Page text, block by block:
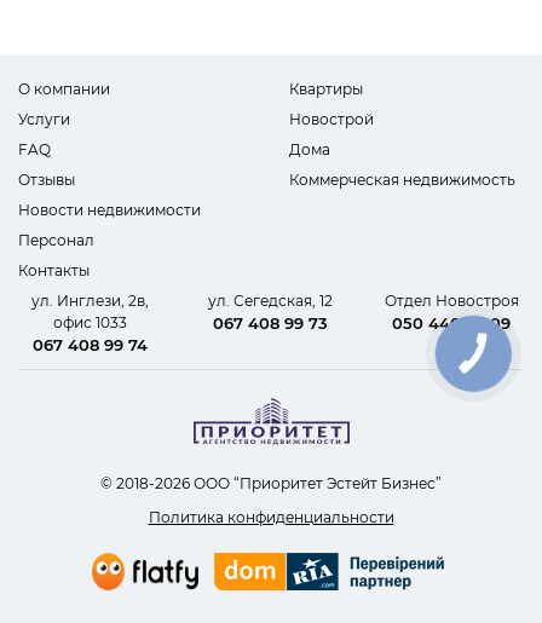
О компании
Услуги
FAQ
Отзывы
Новости недвижимости
Персонал
Контакты
Квартиры
Новострой
Дома
Коммерческая недвижимость
ул. Инглези, 2в,
офис 1033
067 408 99 74
ул. Сегедская, 12
067 408 99 73
Отдел Новостроя
050 440 62 09
© 2018-2026 ООО “Приоритет Эстейт Бизнес”
Политика конфиденциальности
КНОПКА
СВЯЗИ